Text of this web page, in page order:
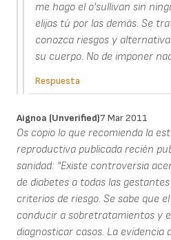
me hago el o'sullivan sin
elijas tú por las demás. Se
conozca riesgos y
su cuerpo. No de imponer
Respuesta
Aignoa (unverified)7 Mar 2011
Os copio lo que recomienda la
reproductiva publicada recién
sanidad: "Existe controversia
de diabetes a todas las
criterios de riesgo. Se sabe que
conducir a sobretratamientos y
diagnosticar casos. La evidencia